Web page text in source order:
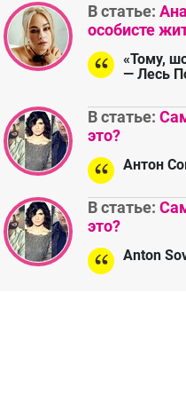
В статье:
особисте
«Тому,
— Лесь
В статье:
это?
Антон
В статье:
это?
Anton